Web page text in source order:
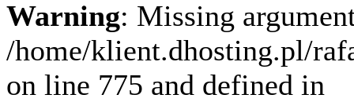
Warning: Missing
/home/klient.dhosting.pl/
on line 775 and defined in